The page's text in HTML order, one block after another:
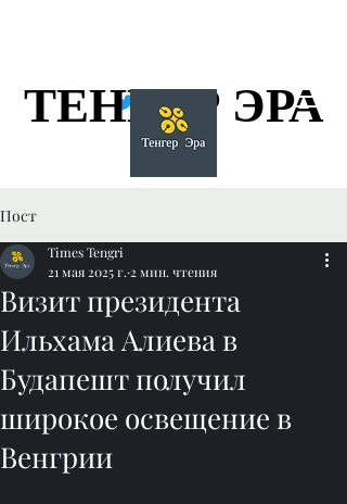
ТЕНГЕР ЭРА
ТЕНГЕР ЭРА
Пост
Визит президента
Ильхама Алиева в
Будапешт получил
широкое освещение в
Венгрии
Times Tengri
21 мая 2025 г. 2 мин. чтения